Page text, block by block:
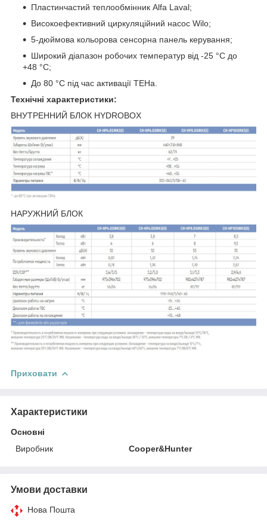
Пластинчастий теплообмінник Alfa Laval;
Високоефективний циркуляційний насос Wilo;
5-дюймова кольорова сенсорна панель керування;
Широкий діапазон робочих температур від -25 °C до
+48 °C;
До 80 °C під час активації ТЕНа.
Технічні характеристики:
ВНУТРЕННИЙ БЛОК HYDROBOX
НАРУЖНИЙ БЛОК
Приховати
Характеристики
Основні
Виробник
Cooper&Hunter
Умови доставки
Нова Пошта